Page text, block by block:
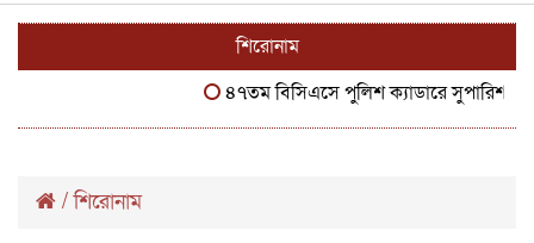
শিরোনাম
৪৭তম বিসিএসে পুলিশ ক্যাডারে
/শিরোনাম